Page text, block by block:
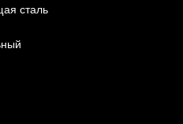
сталь